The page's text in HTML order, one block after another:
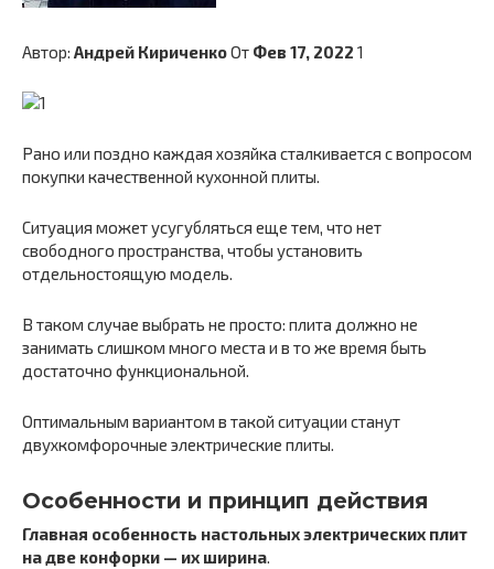
Автор: Андрей КириченкоОт Фев 17, 2022 1
Рано или поздно каждая хозяйка сталкивается с вопросом
покупки качественной кухонной плиты.
Ситуация может усугубляться еще тем, что нет
свободного пространства, чтобы установить
отдельностоящую модель.
В таком случае выбрать не просто: плита должно не
занимать слишком много места и в то же время быть
достаточно функциональной.
Оптимальным вариантом в такой ситуации станут
двухкомфорочные электрические плиты.
Особенности и принцип действия
Главная особенность настольных электрических плит
на две конфорки — их ширина.